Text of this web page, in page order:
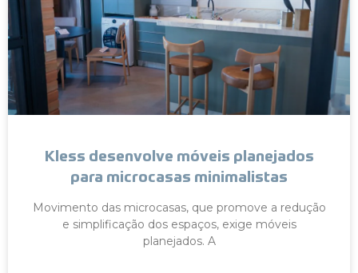
Kless desenvolve móveis planejados
para microcasas minimalistas
Movimento das microcasas, que promove a redução
e simplificação dos espaços, exige móveis
planejados. A